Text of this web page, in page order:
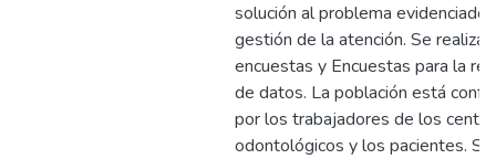
solución al problema evidenciado
gestión de la atención. Se
encuestas y Encuestas para la
de datos. La población está
por los trabajadores de los
odontológicos y los pacientes.